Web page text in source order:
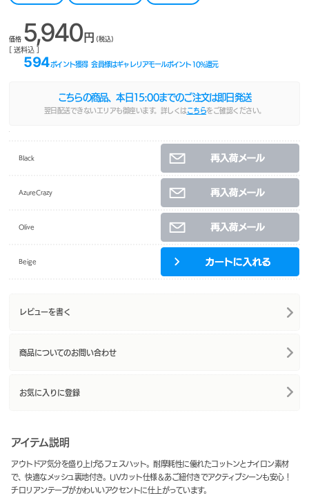
価格 5,940円 (税込)
[ 送料込 ]
594ポイント獲得 会員様はギャレリアモールポイント 10%還元
こちらの商品、本日 15:00までのご注文は即日発送
翌日配送できないエリアも御座います。詳しくは こちらをご確認ください。
Black
AzureCrazy
Olive
Beige
レビューを書く
商品についてのお問い合わせ
お気に入りに登録
アイテム説明
アウトドア気分を盛り上げるフェスハット。耐摩耗性に優れたコットンとナイロン素材
で、快適なメッシュ裏地付き。UVカット仕様＆あご紐付きでアクティブシーンも安心！
チロリアンテープがかわいいアクセントに仕上がっています。